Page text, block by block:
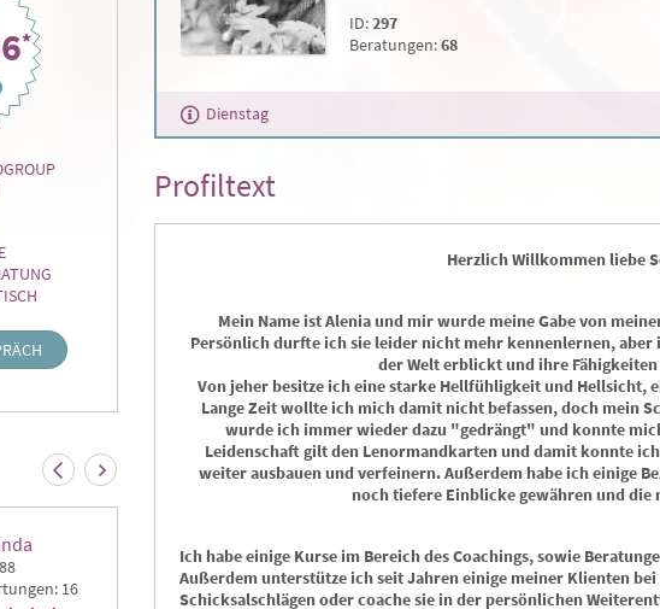
*
16
Bine
PIN: 568
Bewertungen: 3
Lichtmedium …
PIN: 046
Bewertungen: 0
ID:297
Beratungen:68
Dienstag
Profiltext
Herzlich Willkommen liebe
Mein Name ist Alenia und mir wurde meine Gabe von
Persönlich durfte ich sie leider nicht mehr kennenlernen, aber
der Welt erblickt und ihre
Von jeher besitze ich eine starke Hellfühligkeit und Hellsicht,
Lange Zeit wollte ich mich damit nicht befassen, doch mein
wurde ich immer wieder dazu "gedrängt" und konnte
Leidenschaft gilt den Lenormandkarten und damit konnte
weiter ausbauen und verfeinern. Außerdem habe ich einige
noch tiefere Einblicke gewähren und die
Ich habe einige Kurse im Bereich des Coachings, sowie
Außerdem unterstütze ich seit Jahren einige meiner Klienten
Schicksalschlägen oder coache sie in der persönlichen